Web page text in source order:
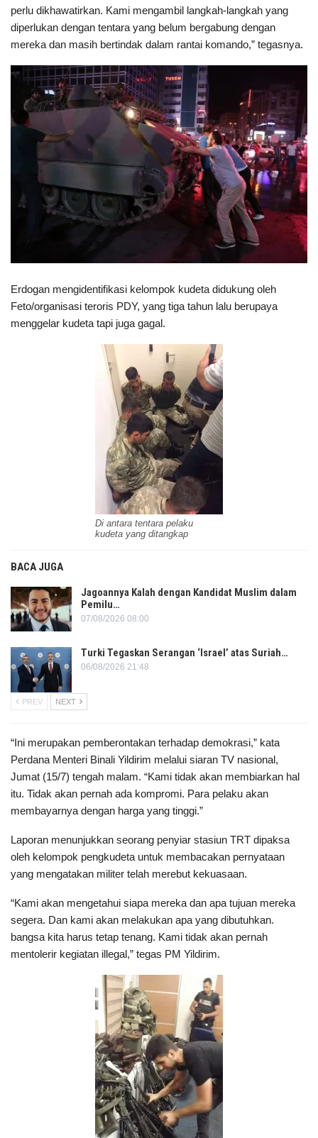
perlu dikhawatirkan. Kami mengambil langkah-langkah yang
diperlukan dengan tentara yang belum bergabung dengan
mereka dan masih bertindak dalam rantai komando,” tegasnya.
Erdogan mengidentifikasi kelompok kudeta didukung oleh
Feto/organisasi teroris PDY, yang tiga tahun lalu berupaya
menggelar kudeta tapi juga gagal.
Di antara tentara pelaku
kudeta yang ditangkap
BACA JUGA
Jagoannya Kalah dengan Kandidat Muslim dalam
Pemilu…
07/08/2026 08:00
Turki Tegaskan Serangan ‘Israel’ atas Suriah…
06/08/2026 21:48
PREV NEXT
“Ini merupakan pemberontakan terhadap demokrasi,” kata
Perdana Menteri Binali Yildirim melalui siaran TV nasional,
Jumat (15/7) tengah malam. “Kami tidak akan membiarkan hal
itu. Tidak akan pernah ada kompromi. Para pelaku akan
membayarnya dengan harga yang tinggi.”
Laporan menunjukkan seorang penyiar stasiun TRT dipaksa
oleh kelompok pengkudeta untuk membacakan pernyataan
yang mengatakan militer telah merebut kekuasaan.
“Kami akan mengetahui siapa mereka dan apa tujuan mereka
segera. Dan kami akan melakukan apa yang dibutuhkan.
bangsa kita harus tetap tenang. Kami tidak akan pernah
mentolerir kegiatan illegal,” tegas PM Yildirim.